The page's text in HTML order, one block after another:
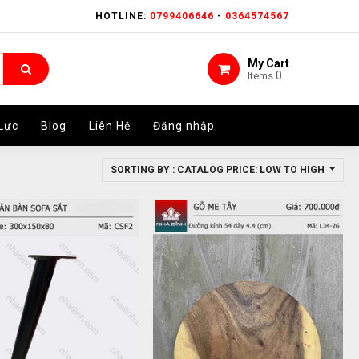
HOTLINE: 0799406646 - 0364574567
My Cart
Items 0
Blog Liên Hệ Đăng nhập
HOTLINE: 0799406646 - 0364574567
My Cart
Items 0
Blog Liên Hệ Đăng nhập
SORTING BY : CATALOG PRICE: LOW TO HIGH